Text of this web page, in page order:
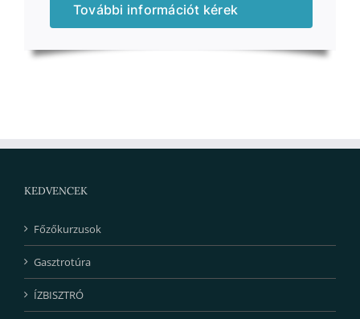
További információt kérek
KEDVENCEK
Főzőkurzusok
Gasztrotúra
ÍZBISZTRÓ